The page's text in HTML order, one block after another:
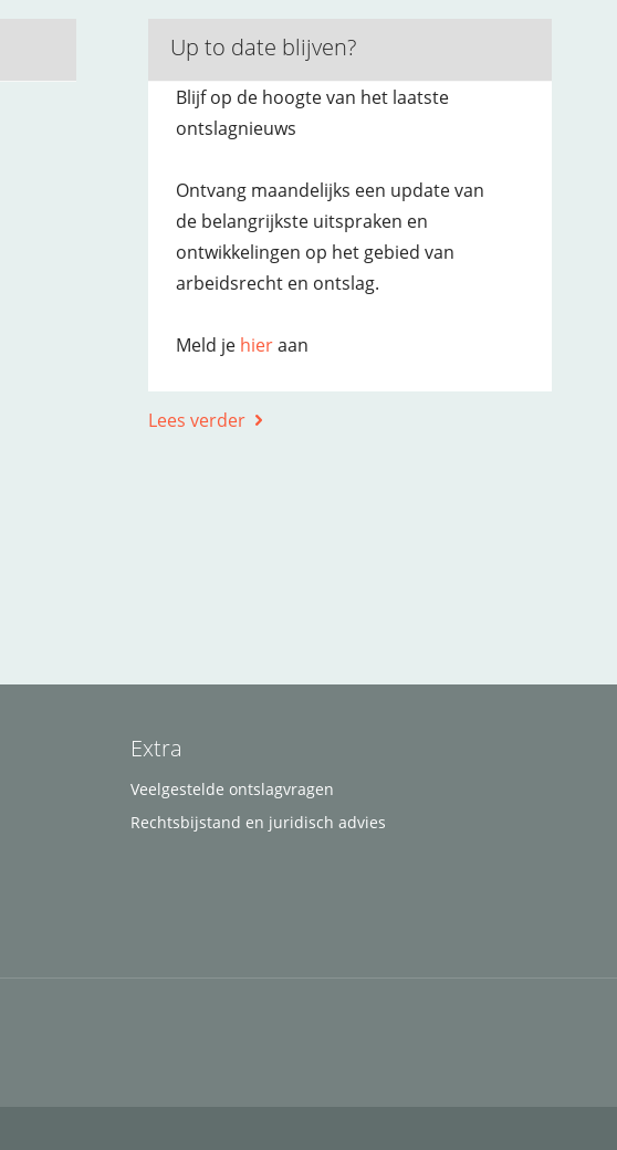
Up to date blijven?
Blijf op de hoogte van het laatste
ontslagnieuws
Ontvang maandelijks een update van
de belangrijkste uitspraken en
ontwikkelingen op het gebied van
arbeidsrecht en ontslag.
Meld je hieraan
Lees verder
Extra
Veelgestelde ontslagvragen
Rechtsbijstand en juridisch advies